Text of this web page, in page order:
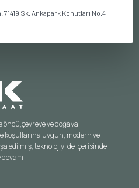
71419 Sk. Ankapark Konutları No.4
ve doğaya
uygun, modern ve
edilmiş, teknolojiyi de içerisinde
devam